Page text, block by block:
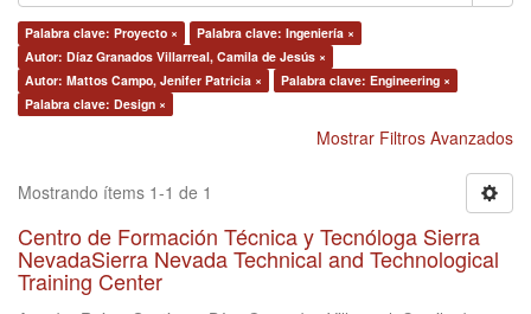
Palabra clave: Proyecto ×
Palabra clave: Ingeniería ×
Autor: Díaz Granados Villarreal, Camila de Jesús ×
Autor: Mattos Campo, Jenifer Patricia ×
Palabra clave: Engineering ×
Palabra clave: Design ×
Mostrar Filtros Avanzados
Mostrando ítems 1-1 de 1
Centro de Formación Técnica y Tecnóloga Sierra
NevadaSierra Nevada Technical and Technological
Training Center